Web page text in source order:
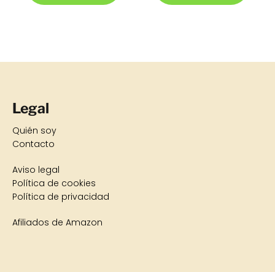
Legal
Quién soy
Contacto
Aviso legal
Política de cookies
Política de privacidad
Afiliados de Amazon